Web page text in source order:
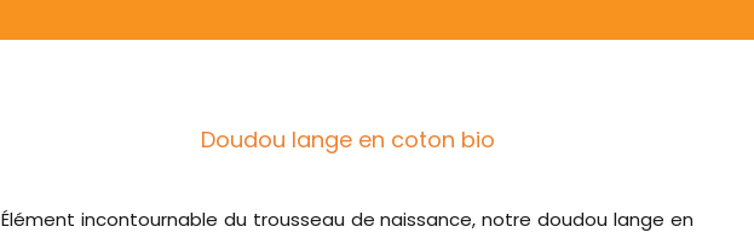
Doudou lange en coton bio
Élément incontournable du trousseau de naissance, notre doudou lange en